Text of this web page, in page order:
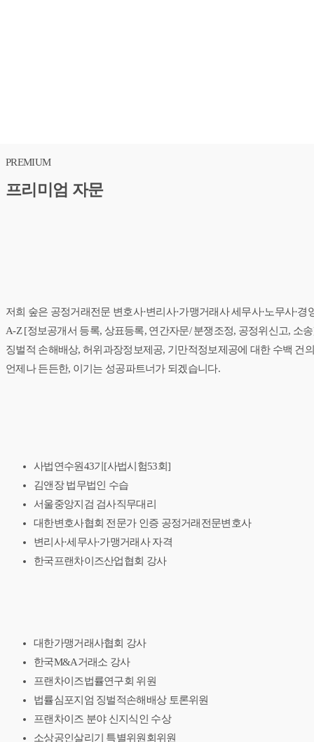
PREMIUM
프리미엄 자문
저희 숲은 공정거래전문 변호사·변리사·가맹거래사 세무사·노무사·
A-Z [정보공개서 등록, 상표등록, 연간자문/ 분쟁조정, 공정위신고, 소
징벌적 손해배상, 허위과장정보제공, 기만적정보제공에 대한 수백 건
언제나 든든한, 이기는 성공파트너가 되겠습니다.
사법연수원43기[사법시험53회]
김앤장 법무법인 수습
서울중앙지검 검사직무대리
대한변호사협회 전문가 인증 공정거래전문변호사
변리사·세무사·가맹거래사 자격
한국프랜차이즈산업협회 강사
대한가맹거래사협회 강사
한국M&A거래소 강사
프랜차이즈법률연구회 위원
법률심포지엄 징벌적손해배상 토론위원
프랜차이즈 분야 신지식인 수상
소상공인살리기 특별위원회위원